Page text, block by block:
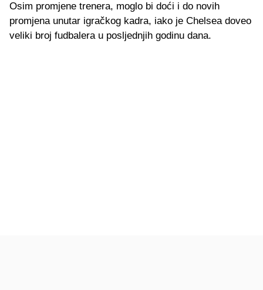
Osim promjene trenera, moglo bi doći i do novih
promjena unutar igračkog kadra, iako je Chelsea doveo
veliki broj fudbalera u posljednjih godinu dana.